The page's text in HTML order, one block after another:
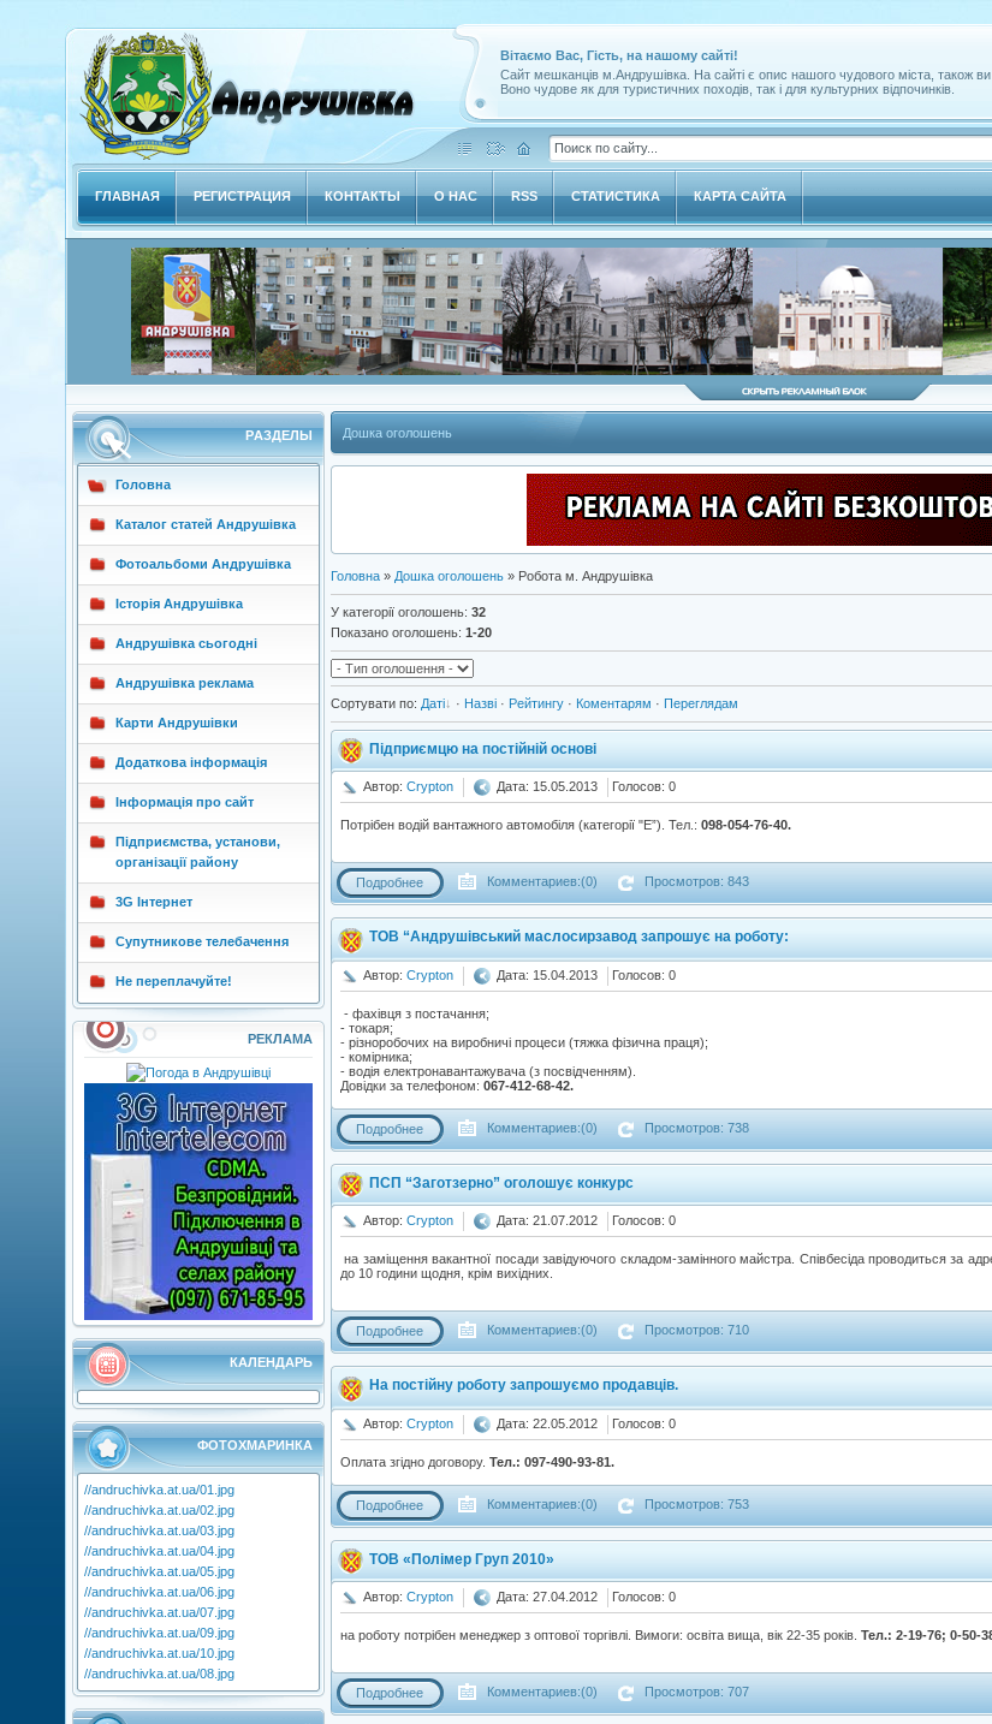
Вітаємо Вас, Гість, на нашому сайті!
Сайт мешканців м.Андрушівка. На сайті є опис нашого чудового міста, також
Воно чудове як для туристичних походів, так і для культурних відпочинків.
ГЛАВНАЯ РЕГИСТРАЦИЯ КОНТАКТЫ О НАС RSS СТАТИСТИКА КАРТА САЙТА
РAЗДЕЛЫ
Головна
Каталог статей Андрушівка
Фотоальбоми Андрушівка
Історія Андрушівка
Андрушівка сьогодні
Андрушівка реклама
Карти Андрушівки
Додаткова інформація
Інформація про сайт
Підприємства, установи,
організації району
3G Інтернет
Супутникове телебачення
Не переплачуйте!
РЕКЛАМА
КАЛЕНДАРЬ
ФОТОХМАРИНКА
//andruchivka.at.ua/01.jpg
//andruchivka.at.ua/02.jpg
//andruchivka.at.ua/03.jpg
//andruchivka.at.ua/04.jpg
//andruchivka.at.ua/05.jpg
//andruchivka.at.ua/06.jpg
//andruchivka.at.ua/07.jpg
//andruchivka.at.ua/09.jpg
//andruchivka.at.ua/10.jpg
//andruchivka.at.ua/08.jpg
Дошка оголошень
Головна» Дошка оголошень» Робота м. Андрушівка
У категорії оголошень: 32
Показано оголошень: 1-20
Сортувати по: Даті · Назві· Рейтингу· Коментарям · Переглядам
Підприємцю на постійній основі
Автор: Crypton Дата: 15.05.2013 Голосов: 0
Потрібен водій вантажного автомобіля (категорії "Е”). Тел.: 098-054-76-40.
Подробнее Комментариев:(0) Просмотров: 843
ТОВ “Андрушівський маслосирзавод запрошує на роботу:
Автор: Crypton Дата: 15.04.2013 Голосов: 0
- фахівця з постачання;
- токаря;
- різноробочих на виробничі процеси (тяжка фізична праця);
- комірника;
- водія електронавантажувача (з посвідченням).
Довідки за телефоном: 067-412-68-42.
Подробнее Комментариев:(0) Просмотров: 738
ПСП “Заготзерно” оголошує конкурс
Автор: Crypton Дата: 21.07.2012 Голосов: 0
на заміщення вакантної посади завідуючого складом-замінного майстра. Співбесіда проводиться за
до 10 години щодня, крім вихідних.
Подробнее Комментариев:(0) Просмотров: 710
На постійну роботу запрошуємо продавців.
Автор: Crypton Дата: 22.05.2012 Голосов: 0
Оплата згідно договору. Тел.: 097-490-93-81.
Подробнее Комментариев:(0) Просмотров: 753
ТОВ «Полімер Груп 2010»
Автор: Crypton Дата: 27.04.2012 Голосов: 0
на роботу потрібен менеджер з оптової торгівлі. Вимоги: освіта вища, вік 22-35 років. Тел.: 2-19-76; 0-50-
Подробнее Комментариев:(0) Просмотров: 707